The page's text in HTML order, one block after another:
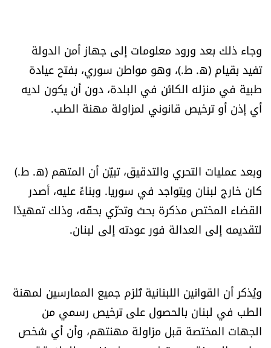
آراء
اقتصاد
العالم
ثقافة وفنون
فصل من كتاب
سجالات
وجاء ذلك بعد ورود معلومات إلى جهاز أمن الدولة
تفيد بقيام (ه. ط.)، وهو مواطن سوري، بفتح عيادة
طبية في منزله الكائن في البلدة، دون أن يكون لديه
أي إذن أو ترخيص قانوني لمزاولة مهنة الطب.
وبعد عمليات التحري والتدقيق، تبيّن أن المتهم (ه. ط.)
كان خارج لبنان ويتواجد في سوريا. وبناءً عليه، أصدر
القضاء المختص مذكرة بحث وتحرّي بحقّه، وذلك تمهيدًا
لتقديمه إلى العدالة فور عودته إلى لبنان.
ويُذكر أن القوانين اللبنانية تُلزم جميع الممارسين لمهنة
الطب في لبنان بالحصول على ترخيص رسمي من
الجهات المختصة قبل مزاولة مهنتهم، وأن أي شخص